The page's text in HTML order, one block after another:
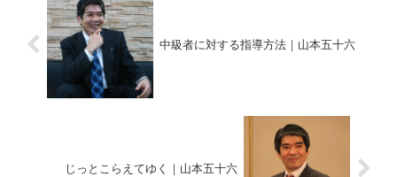
中級者に対する指導方法｜山本五十六
じっとこらえてゆく｜山本五十六